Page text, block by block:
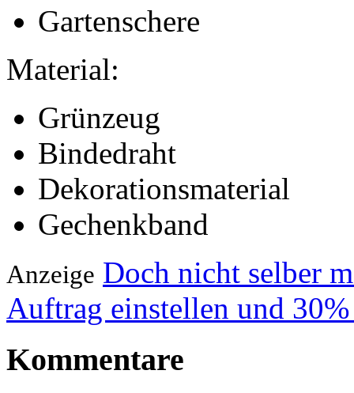
Gartenschere
Material:
Grünzeug
Bindedraht
Dekorationsmaterial
Gechenkband
Anzeige Doch nicht selber
Auftrag einstellen und
Kommentare